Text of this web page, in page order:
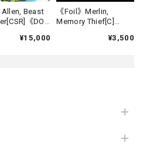
Allen, Beast
《DOA
¥15,000
《Foil》Merlin,
Memory Thief[C]
¥3,500